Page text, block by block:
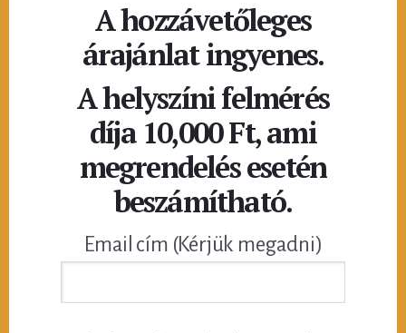
A hozzávetőleges
árajánlat ingyenes.
A helyszíni felmérés
díja 10,000 Ft, ami
megrendelés esetén
beszámítható.
Email cím (Kérjük megadni)